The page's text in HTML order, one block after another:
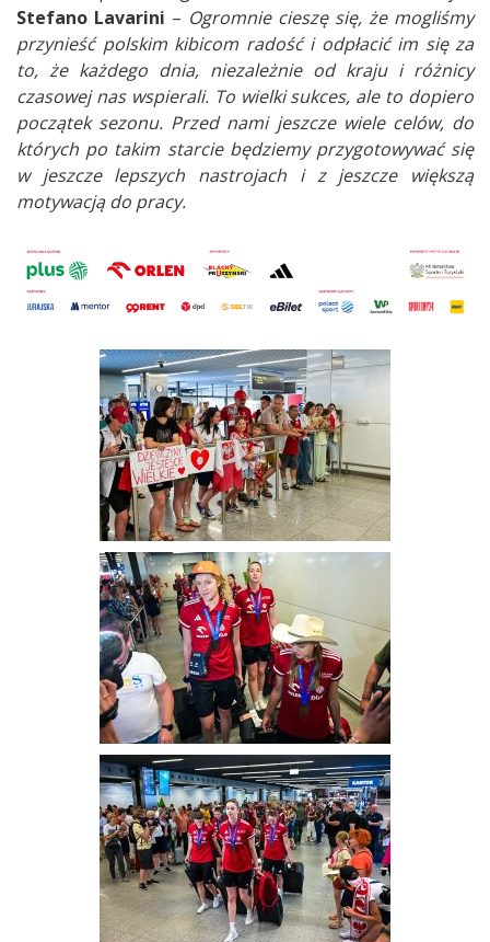
Stefano Lavarini – Ogromnie cieszę się, że mogliśmy
przynieść polskim kibicom radość i odpłacić im się za
to, że każdego dnia, niezależnie od kraju i różnicy
czasowej nas wspierali. To wielki sukces, ale to dopiero
początek sezonu. Przed nami jeszcze wiele celów, do
których po takim starcie będziemy przygotowywać się
w jeszcze lepszych nastrojach i z jeszcze większą
motywacją do pracy.